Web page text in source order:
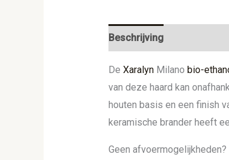
Beschrijving
De XaralynMilano bio-
van deze haard kan
houten basis en een finish
keramische brander heeft
Geen afvoermogelijkheden?